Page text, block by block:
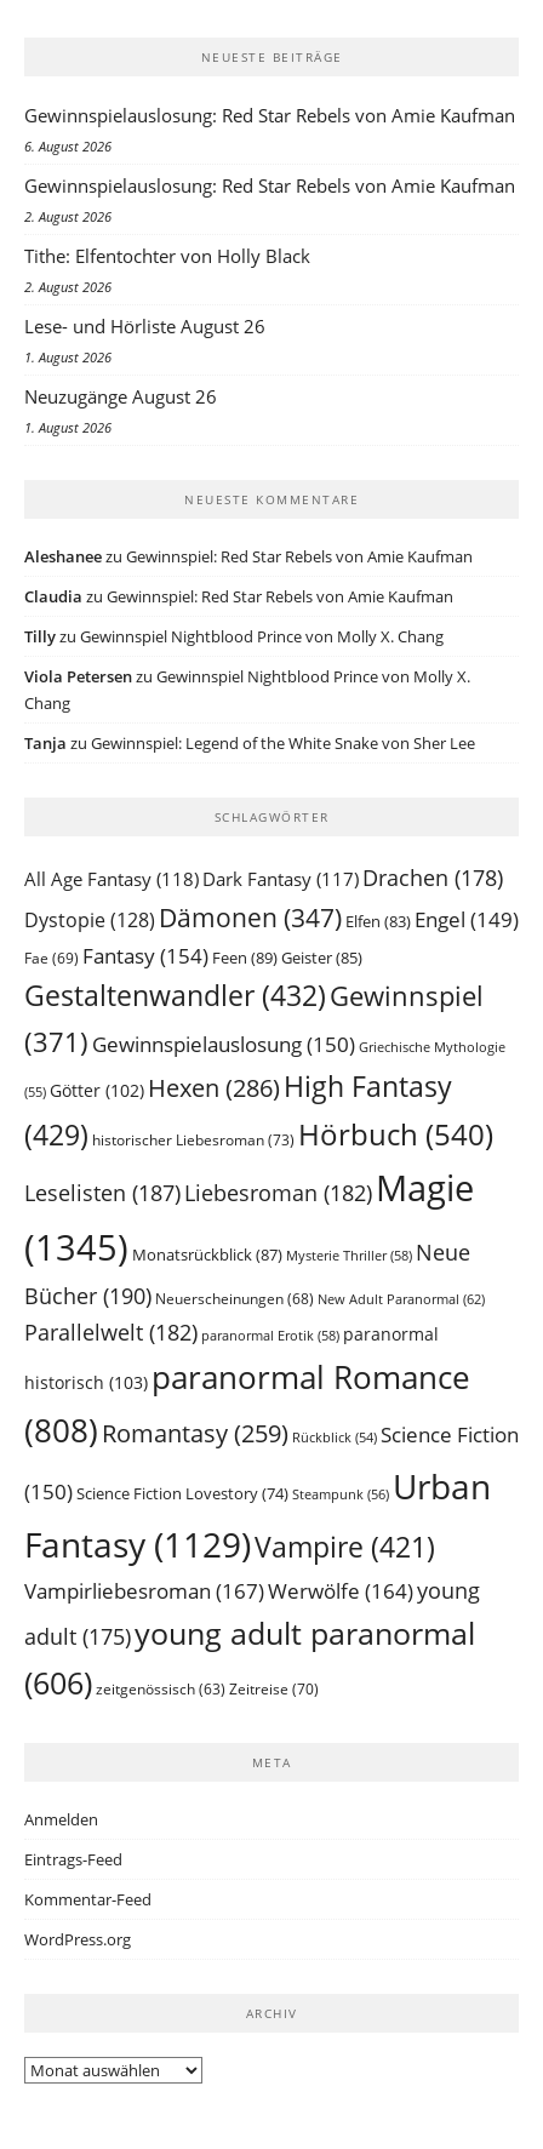
NEUESTE BEITRÄGE
Gewinnspielauslosung: Red Star Rebels von Amie Kaufman
6. August 2026
Gewinnspielauslosung: Red Star Rebels von Amie Kaufman
2. August 2026
Tithe: Elfentochter von Holly Black
2. August 2026
Lese- und Hörliste August 26
1. August 2026
Neuzugänge August 26
1. August 2026
NEUESTE KOMMENTARE
Aleshaneezu Gewinnspiel: Red Star Rebels von Amie Kaufman
Claudia zu Gewinnspiel: Red Star Rebels von Amie Kaufman
Tillyzu Gewinnspiel Nightblood Prince von Molly X. Chang
Viola Petersenzu Gewinnspiel Nightblood Prince von Molly X.
Chang
Tanja zu Gewinnspiel: Legend of the White Snake von Sher Lee
SCHLAGWÖRTER
All Age Fantasy (118) Dark Fantasy (117) Drachen (178)
Dystopie(128) Dämonen (347) Elfen (83) Engel (149)
Fae (69) Fantasy(154) Feen (89)Geister(85)
Gestaltenwandler (432)Gewinnspiel
(371) Gewinnspielauslosung(150) Griechische Mythologie
(55) Götter (102) Hexen (286) High Fantasy
(429) historischer Liebesroman(73) Hörbuch (540)
Leselisten (187)Liebesroman (182) Magie
(1345) Monatsrückblick(87) Mysterie Thriller(58) Neue
Bücher (190) Neuerscheinungen(68) New Adult Paranormal (62)
Parallelwelt (182) paranormal Erotik (58) paranormal
historisch (103) paranormal Romance
(808) Romantasy(259) Rückblick (54) Science Fiction
(150)Science Fiction Lovestory(74) Steampunk (56) Urban
Fantasy (1129)Vampire (421)
Vampirliebesroman (167)Werwölfe (164)young
adult (175)young adult paranormal
(606) zeitgenössisch (63) Zeitreise (70)
META
Anmelden
Eintrags-Feed
Kommentar-Feed
WordPress.org
ARCHIV
Archiv